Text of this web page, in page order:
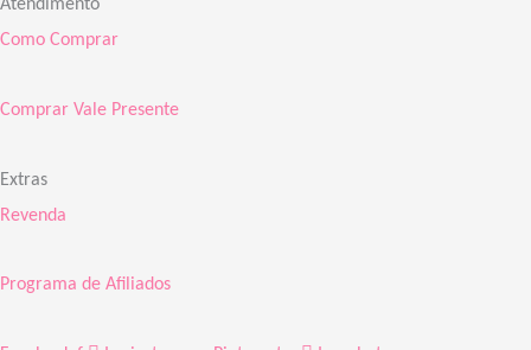
Atendimento
Como Comprar
Comprar Vale Presente
Extras
Revenda
Programa de Afiliados